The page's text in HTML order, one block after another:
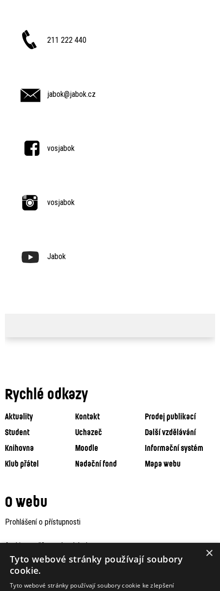
211 222 440
jabok@jabok.cz
vosjabok
vosjabok
Jabok
Rychlé odkazy
Aktuality Kontakt
Prodej publikací
Student
Uchazeč
Další vzdělávání
Knihovna
Moodle
Informační systém
Klub přátel
Nadační fond Mapa webu
O webu
Prohlášení o přístupnosti
Archiv staršího webu Jaboku ×
Tyto webové stránky používají soubory
cookie.
Tyto webové stránky používají soubory cookie ke zlepšení